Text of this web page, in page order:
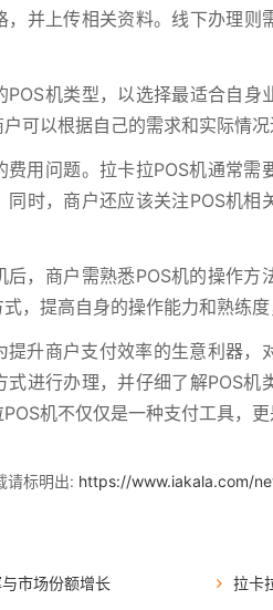
，并上传相关资料。线下办理
机类型，以选择最适合自
可以根据自己的需求和实际情
费用问题。拉卡拉POS机通常
时，商户还应该关注POS机相
后，商户需熟悉POS机的操作
，提高自身的操作能力和熟练
提升商户支付效率的生意利器
进行办理，并仔细了解POS
机不仅仅是一种支付工具，
请标明出: https://www.iakala.com/
市场份额增长
拉卡